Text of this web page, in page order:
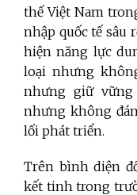
thế Việt Nam
nhập quốc tế sâu
hiện năng lực
loại nhưng
nhưng giữ
nhưng không
lối phát triển.
Trên bình diện
kết tinh trong